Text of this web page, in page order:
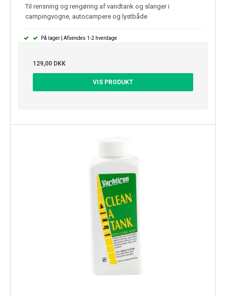
Til rensning og rengøring af vandtank og slanger i
campingvogne, autocampere og lystbåde
På lager | Afsendes 1-2 hverdage
129,00 DKK
VIS PRODUKT